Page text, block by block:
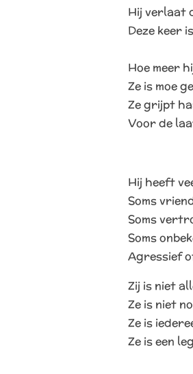
Hij verlaat
Deze keer
Hoe meer
Ze is moe
Ze grijpt
Voor de
Hij heeft
Soms
Soms
Soms
Agressief
Zij is niet
Ze is niet
Ze is
Ze is een